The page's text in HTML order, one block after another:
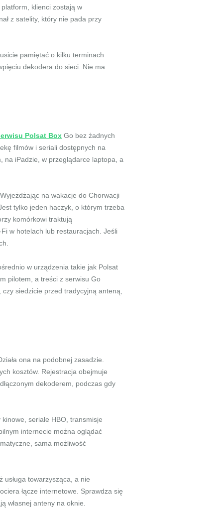
klienci zostają w
z satelity, który nie pada przy
pamiętać o kilku terminach
dekodera do sieci. Nie ma
Polsat Box Go bez żadnych
filmów i seriali dostępnych na
na iPadzie, w przeglądarce laptopa, a
na wakacje do Chorwacji
tylko jeden haczyk, o którym trzeba
komórkowi traktują
w hotelach lub restauracjach. Jeśli
w urządzenia takie jak Polsat
pilotem, a treści z serwisu Go
siedzicie przed tradycyjną anteną,
ona na podobnej zasadzie.
kosztów. Rejestracja obejmuje
dekoderem, podczas gdy
seriale HBO, transmisje
internecie można oglądać
sama możliwość
usługa towarzysząca, a nie
łącze internetowe. Sprawdza się
własnej anteny na oknie.